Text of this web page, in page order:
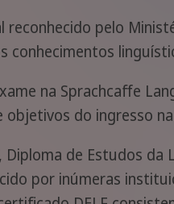
reconhecido pelo
conhecimentos
na Sprachcaffe
do ingresso
Diploma de Estudos
por inúmeras